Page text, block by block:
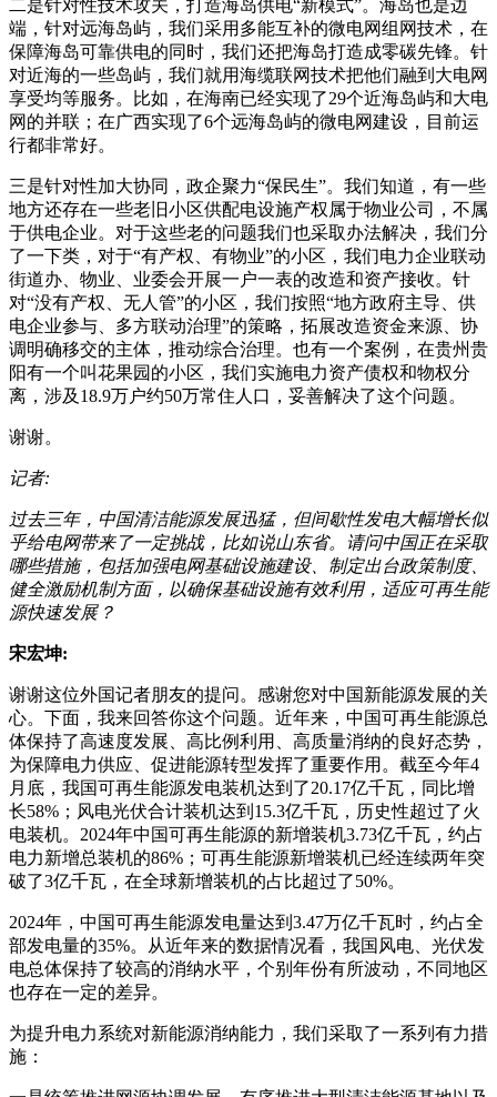
二是针对性技术攻关，打造海岛供电“新模式”。海岛也是边
端，针对远海岛屿，我们采用多能互补的微电网组网技术，在
保障海岛可靠供电的同时，我们还把海岛打造成零碳先锋。针
对近海的一些岛屿，我们就用海缆联网技术把他们融到大电网
享受均等服务。比如，在海南已经实现了29个近海岛屿和大电
网的并联；在广西实现了6个远海岛屿的微电网建设，目前运
行都非常好。
三是针对性加大协同，政企聚力“保民生”。我们知道，有一些
地方还存在一些老旧小区供配电设施产权属于物业公司，不属
于供电企业。对于这些老的问题我们也采取办法解决，我们分
了一下类，对于“有产权、有物业”的小区，我们电力企业联动
街道办、物业、业委会开展一户一表的改造和资产接收。针
对“没有产权、无人管”的小区，我们按照“地方政府主导、供
电企业参与、多方联动治理”的策略，拓展改造资金来源、协
调明确移交的主体，推动综合治理。也有一个案例，在贵州贵
阳有一个叫花果园的小区，我们实施电力资产债权和物权分
离，涉及18.9万户约50万常住人口，妥善解决了这个问题。
谢谢。
记者:
过去三年，中国清洁能源发展迅猛，但间歇性发电大幅增长似
乎给电网带来了一定挑战，比如说山东省。请问中国正在采取
哪些措施，包括加强电网基础设施建设、制定出台政策制度、
健全激励机制方面，以确保基础设施有效利用，适应可再生能
源快速发展？
宋宏坤:
谢谢这位外国记者朋友的提问。感谢您对中国新能源发展的关
心。下面，我来回答你这个问题。近年来，中国可再生能源总
体保持了高速度发展、高比例利用、高质量消纳的良好态势，
为保障电力供应、促进能源转型发挥了重要作用。截至今年4
月底，我国可再生能源发电装机达到了20.17亿千瓦，同比增
长58%；风电光伏合计装机达到15.3亿千瓦，历史性超过了火
电装机。2024年中国可再生能源的新增装机3.73亿千瓦，约占
电力新增总装机的86%；可再生能源新增装机已经连续两年突
破了3亿千瓦，在全球新增装机的占比超过了50%。
2024年，中国可再生能源发电量达到3.47万亿千瓦时，约占全
部发电量的35%。从近年来的数据情况看，我国风电、光伏发
电总体保持了较高的消纳水平，个别年份有所波动，不同地区
也存在一定的差异。
为提升电力系统对新能源消纳能力，我们采取了一系列有力措
施：